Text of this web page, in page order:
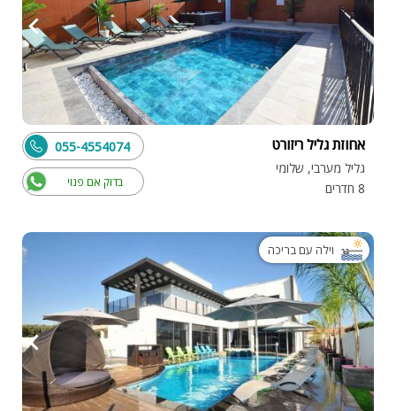
אחוזת גליל ריזורט
גליל מערבי, שלומי
8 חדרים
בדוק אם פנוי
055-4554074
וילה עם בריכה